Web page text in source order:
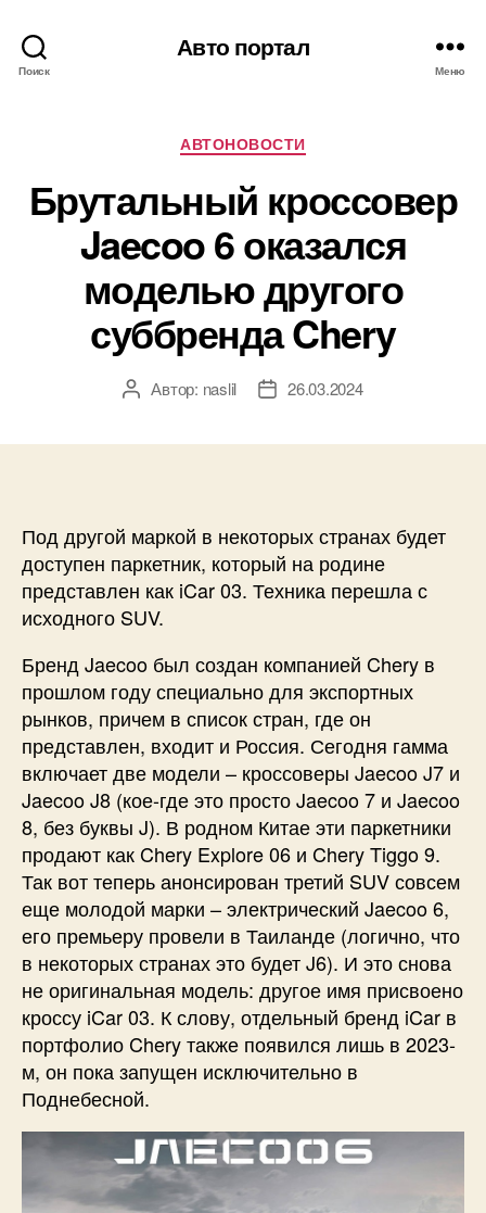
Поиск
Авто портал
Меню
Рубрики
АВТОНОВОСТИ
Брутальный кроссовер
Jaecoo 6 оказался
моделью другого
суббренда Chery
АвторАвтор: naslil
Дата26.03.2024
Под другой маркой в некоторых странах будет
доступен паркетник, который на родине
представлен как iCar 03. Техника перешла с
исходного SUV.
Бренд Jaecoo был создан компанией Chery в
прошлом году специально для экспортных
рынков, причем в список стран, где он
представлен, входит и Россия. Сегодня гамма
включает две модели – кроссоверы Jaecoo J7 и
Jaecoo J8 (кое-где это просто Jaecoo 7 и Jaecoo
8, без буквы J). В родном Китае эти паркетники
продают как Chery Explore 06 и Chery Tiggo 9.
Так вот теперь анонсирован третий SUV совсем
еще молодой марки – электрический Jaecoo 6,
его премьеру провели в Таиланде (логично, что
в некоторых странах это будет J6). И это снова
не оригинальная модель: другое имя присвоено
кроссу iCar 03. К слову, отдельный бренд iCar в
портфолио Chery также появился лишь в 2023-
м, он пока запущен исключительно в
Поднебесной.